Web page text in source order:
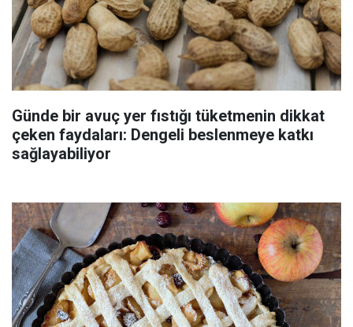
Günde bir avuç yer fıstığı tüketmenin dikkat
çeken faydaları: Dengeli beslenmeye katkı
sağlayabiliyor